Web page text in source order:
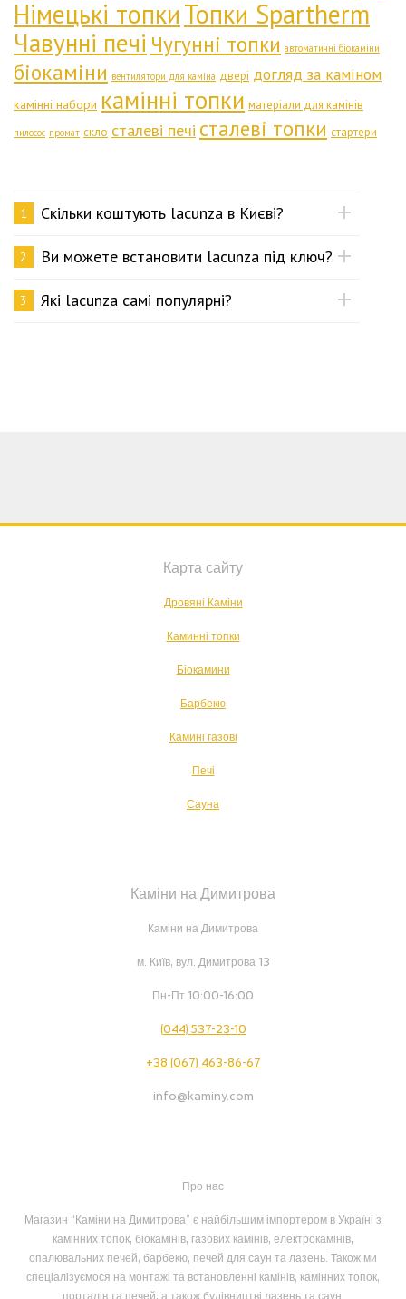
Німецькі топкиТопки Spartherm
Чавунні печі Чугунні топки автоматичні біокаміни
біокаміни вентилятори для каміна двері догляд за каміном
камінні набори камінні топки матеріали для камінів
пилосос промат скло сталеві печі сталеві топки стартери
1 Скільки коштують lacunza в Києві?
2 Ви можете встановити lacunza під ключ?
3 Які lacunza самі популярні?
Карта сайту
Дровяні Каміни
Каминні топки
Біокамини
Барбекю
Камині газові
Печі
Сауна
Каміни на Димитрова
Каміни на Димитрова
м. Київ, вул. Димитрова 13
Пн-Пт 10:00-16:00
(044) 537-23-10
+38 (067) 463-86-67
info@kaminy.com
Про нас
Магазин “Каміни на Димитрова” є найбільшим імпортером в Україні з
камінних топок, біокамінів, газових камінів, електрокамінів,
опалювальних печей, барбекю, печей для саун та лазень. Також ми
спеціалізуємося на монтажі та встановленні камінів, камінних топок,
порталів та печей, а також будівництві лазень та саун.